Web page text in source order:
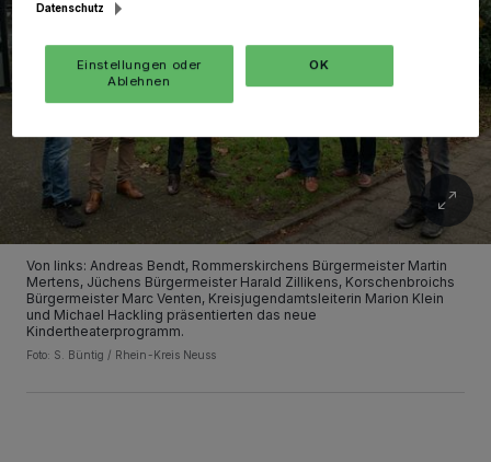
Von links: Andreas Bendt, Rommerskirchens Bürgermeister Martin
Mertens, Jüchens Bürgermeister Harald Zillikens, Korschenbroichs
Bürgermeister Marc Venten, Kreisjugendamtsleiterin Marion Klein
und Michael Hackling präsentierten das neue
Kindertheaterprogramm.
Foto: S. Büntig / Rhein-Kreis Neuss
Datenschutz
Einstellungen oder
Ablehnen
OK